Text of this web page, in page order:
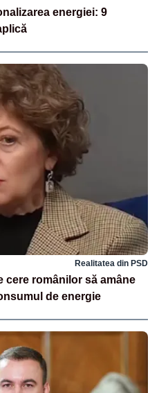
energiei: 9
Realitatea din PSD
cere românilor să amâne
de energie